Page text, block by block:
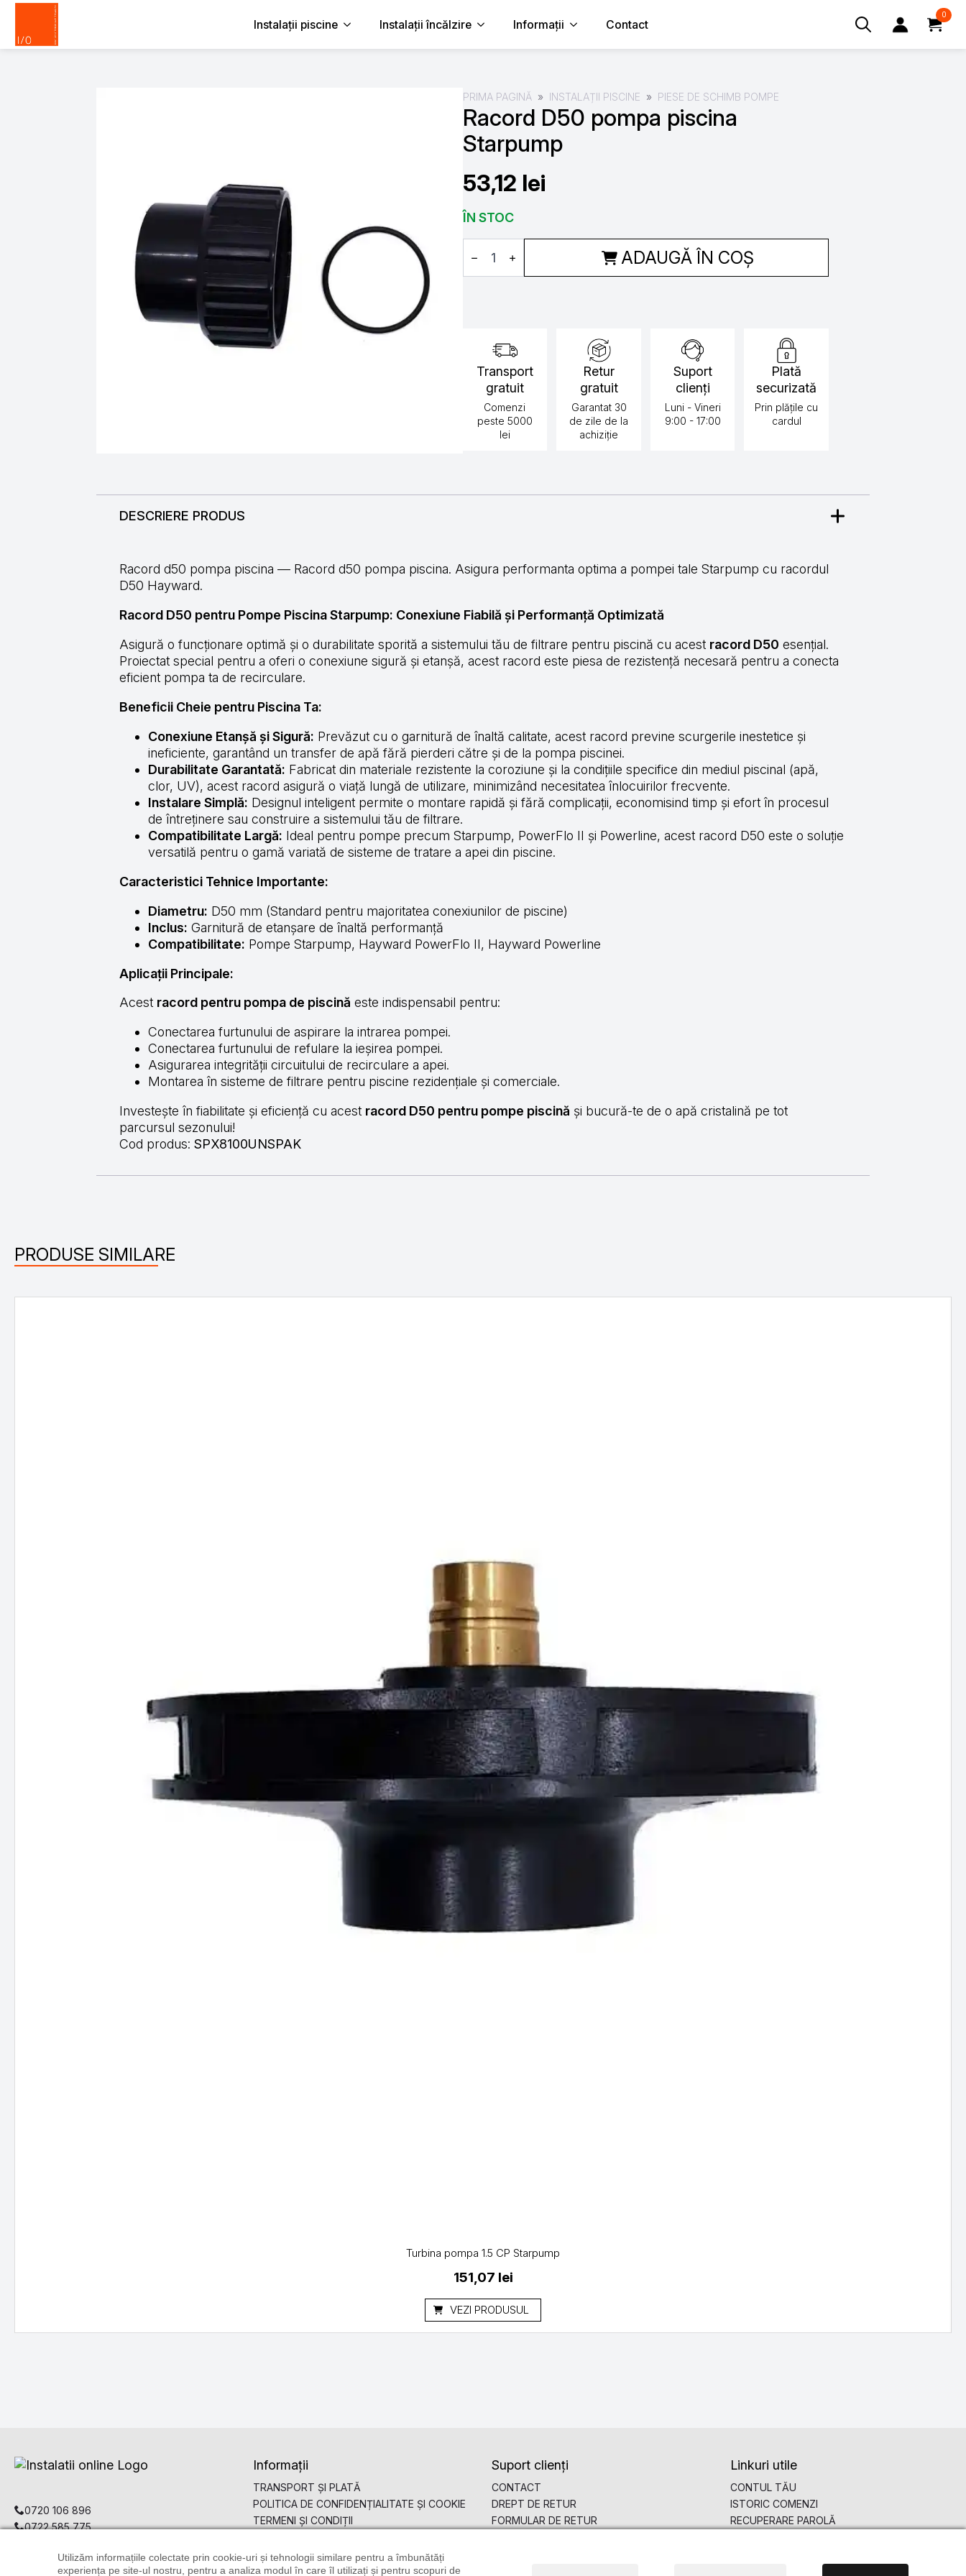
Instalații piscine Instalații încălzire Informații Contact
Search
0
PRIMA PAGINĂ INSTALAȚII PISCINE PIESE DE SCHIMB POMPE
Racord D50 pompa piscina
Starpump
53,12 lei
ÎN STOC
Cantitate
Racord
pompa
ADAUGĂ ÎN COȘ
Transport
gratuit
Comenzi
peste 5000
lei
Retur
gratuit
Garantat 30
de zile de la
achiziție
Suport
clienți
Luni - Vineri
9:00 - 17:00
Plată
securizată
Prin plățile cu
cardul
DESCRIERE PRODUS
Racord d50 pompa piscina — Racord d50 pompa piscina. Asigura performanta optima a pompei tale Starpump cu racordul
D50 Hayward.
Racord D50 pentru Pompe Piscina Starpump: Conexiune Fiabilă și Performanță Optimizată
Asigură o funcționare optimă și o durabilitate sporită a sistemului tău de filtrare pentru piscină cu acest racord D50 esențial.
Proiectat special pentru a oferi o conexiune sigură și etanșă, acest racord este piesa de rezistență necesară pentru a conecta
eficient pompa ta de recirculare.
Beneficii Cheie pentru Piscina Ta:
Conexiune Etanșă și Sigură: Prevăzut cu o garnitură de înaltă calitate, acest racord previne scurgerile inestetice și
ineficiente, garantând un transfer de apă fără pierderi către și de la pompa piscinei.
Durabilitate Garantată: Fabricat din materiale rezistente la coroziune și la condițiile specifice din mediul piscinal (apă,
clor, UV), acest racord asigură o viață lungă de utilizare, minimizând necesitatea înlocuirilor frecvente.
Instalare Simplă: Designul inteligent permite o montare rapidă și fără complicații, economisind timp și efort în procesul
de întreținere sau construire a sistemului tău de filtrare.
Compatibilitate Largă: Ideal pentru pompe precum Starpump, PowerFlo II și Powerline, acest racord D50 este o soluție
versatilă pentru o gamă variată de sisteme de tratare a apei din piscine.
Caracteristici Tehnice Importante:
Diametru: D50 mm (Standard pentru majoritatea conexiunilor de piscine)
Inclus: Garnitură de etanșare de înaltă performanță
Compatibilitate: Pompe Starpump, Hayward PowerFlo II, Hayward Powerline
Aplicații Principale:
Acest racord pentru pompa de piscină este indispensabil pentru:
Conectarea furtunului de aspirare la intrarea pompei.
Conectarea furtunului de refulare la ieșirea pompei.
Asigurarea integrității circuitului de recirculare a apei.
Montarea în sisteme de filtrare pentru piscine rezidențiale și comerciale.
Investește în fiabilitate și eficiență cu acest racord D50 pentru pompe piscină și bucură-te de o apă cristalină pe tot
parcursul sezonului!
Cod produs: SPX8100UNSPAK
PRODUSE SIMILARE
Turbina pompa 1.5 CP Starpump
151,07 lei
VEZI PRODUSUL
0720 106 896
0722 585 775
Informații
TRANSPORT ȘI PLATĂ
POLITICA DE CONFIDENȚIALITATE ȘI COOKIE
TERMENI ȘI CONDIȚII
Suport clienți
CONTACT
DREPT DE RETUR
FORMULAR DE RETUR
Linkuri utile
CONTUL TĂU
ISTORIC COMENZI
RECUPERARE PAROLĂ
Utilizăm informațiile colectate prin cookie-uri și tehnologii similare pentru a îmbunătăți
experiența pe site-ul nostru, pentru a analiza modul în care îl utilizați și pentru scopuri de